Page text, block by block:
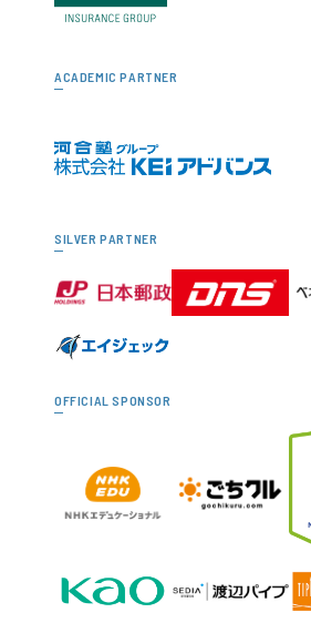
ACADEMIC PARTNER
SILVER PARTNER
OFFICIAL SPONSOR